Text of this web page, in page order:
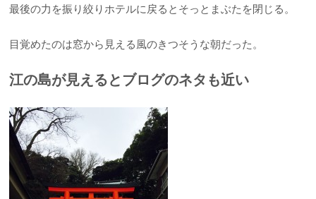
最後の力を振り絞りホテルに戻るとそっとまぶたを閉じる。
目覚めたのは窓から見える風のきつそうな朝だった。
江の島が見えるとブログのネタも近い